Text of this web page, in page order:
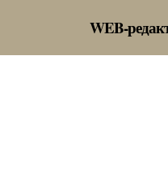
WEB-